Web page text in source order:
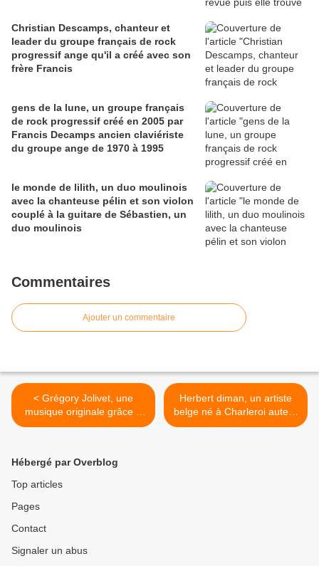
Christian Descamps, chanteur et
leader du groupe français de rock
progressif ange qu'il a créé avec son
frère Francis
gens de la lune, un groupe français
de rock progressif créé en 2005 par
Francis Decamps ancien claviériste
du groupe ange de 1970 à 1995
le monde de lilith, un duo moulinois
avec la chanteuse pélin et son violon
couplé à la guitare de Sébastien, un
duo moulinois
Commentaires
Ajouter un commentaire
< Grégory Jolivet, une
musique originale grâce à
ses vielles à roue, il a
d'albums depuis 1997
Herbert diman, un artiste
belge né à Charleroi auteur
des hits "ma jolie poupée"
Hébergé par Overblog
Top articles
Pages
Contact
Signaler un abus